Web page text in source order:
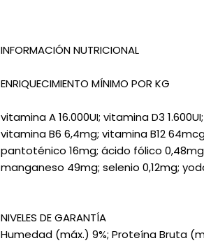
INFORMACIÓN NUTRICIONAL
ENRIQUECIMIENTO MÍNIMO POR KG
vitamina A 16.000UI; vitamina D3
vitamina B6 6,4mg; vitamina B12
pantoténico 16mg; ácido fólico
manganeso 49mg; selenio 0,12mg;
NIVELES DE GARANTÍA
Humedad (máx.) 9%; Proteína Bruta